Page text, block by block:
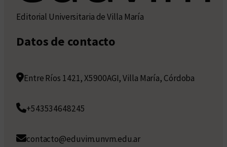
Editorial Universitaria de Villa María
Datos de contacto
Entre Ríos 1421, X5900AGI, Villa María, Córdoba
+543534648245
contacto@eduvim.unvm.edu.ar